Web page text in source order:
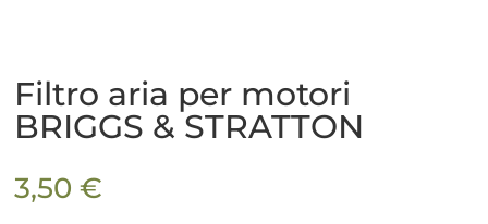
Filtro aria per motori
BRIGGS & STRATTON
3,50€